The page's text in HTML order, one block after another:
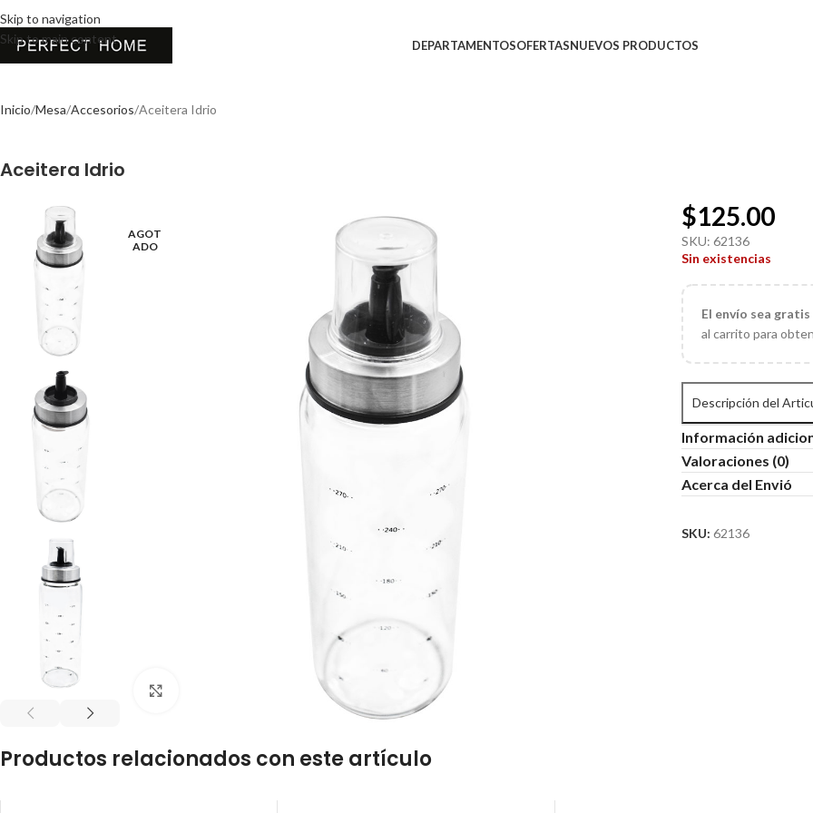
Skip to navigation
Skip to main content
DEPARTAMENTOSOFERTASNUEVOS PRODUCTOS
Inicio Mesa Accesorios Aceitera Idrio
Aceitera Idrio
AGOT
ADO
$125.00
SKU:62136
Sin existencias
El envío sea
al carrito para
Descripción del
Información
Valoraciones (0)
Acerca del Envió
SKU:62136
Productos relacionados con este artículo